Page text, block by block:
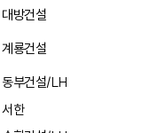
대방건설
계룡건설
동부건설/LH
서한